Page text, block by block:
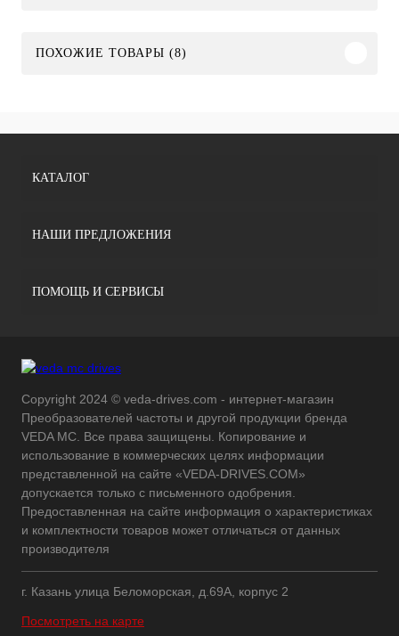
ПОХОЖИЕ ТОВАРЫ (8)
КАТАЛОГ
НАШИ ПРЕДЛОЖЕНИЯ
ПОМОЩЬ И СЕРВИСЫ
Copyright 2024 © veda-drives.com - интернет-магазин
Преобразователей частоты и другой продукции бренда
VEDA MC. Все права защищены. Копирование и
использование в коммерческих целях информации
представленной на сайте «VEDA-DRIVES.COM»
допускается только с письменного одобрения.
Предоставленная на сайте информация о характеристиках
и комплектности товаров может отличаться от данных
производителя
г. Казань улица Беломорская, д.69А, корпус 2
Посмотреть на карте